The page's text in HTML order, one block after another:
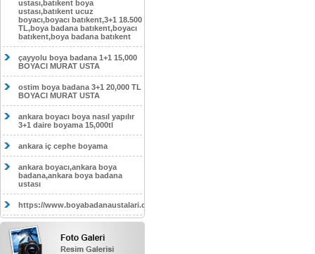
0554 184 41 66
GÖLBAŞI DAİRE BOYAMA 1000TL
EV,İŞYERİ BOYA BADANA USTASI
0554 184 41 66
SOKULLU DAİRE BOYAMA 1000TL
EV,İŞYERİ BOYA BADANA USTASI
0554 184 41 66
ustası,batıkent boya
ustası,batıkent ucuz
boyacı,boyacı batıkent,3+1 18.500
TL,boya badana batıkent,boyacı
batıkent,boya badana batıkent
çayyolu boya badana 1+1 15,000
BOYACI MURAT USTA
ostim boya badana 3+1 20,000 TL
BOYACI MURAT USTA
ankara boyacı boya nasıl yapılır
3+1 daire boyama 15,000tl
ankara iç cephe boyama
ankara boyacı,ankara boya
badana,ankara boya badana
ustası
https://www.boyabadanaustalari.com/